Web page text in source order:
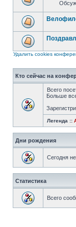
Удалить cookies
Кто сейчас на
Всего
Больше
Легенда ::
Дни рождения
Сегодня
Статистика
Всего